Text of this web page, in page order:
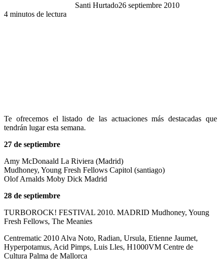
Santi Hurtado26 septiembre 2010
4 minutos de lectura
Te ofrecemos el listado de las actuaciones más destacadas que
tendrán lugar esta semana.
27 de septiembre
Amy McDonaald La Riviera (Madrid)
Mudhoney, Young Fresh Fellows Capitol (santiago)
Olof Arnalds Moby Dick Madrid
28 de septiembre
TURBOROCK! FESTIVAL 2010. MADRID Mudhoney, Young
Fresh Fellows, The Meanies
Centrematic 2010 Alva Noto, Radian, Ursula, Etienne Jaumet,
Hyperpotamus, Acid Pimps, Luis Lles, H1000VM Centre de
Cultura Palma de Mallorca